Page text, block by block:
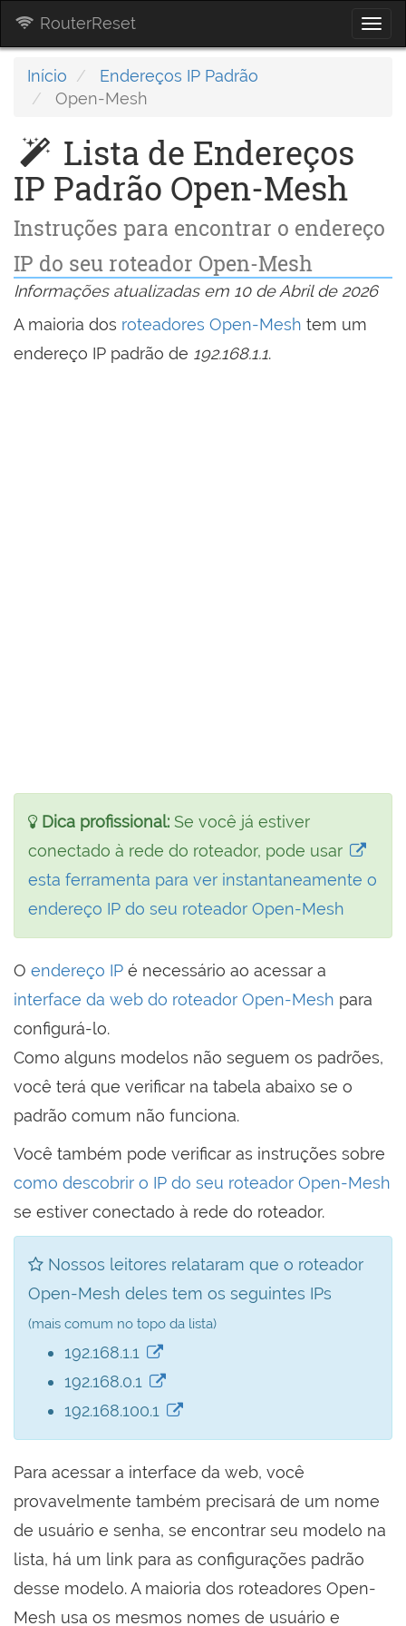
RouterReset
Início
Endereços IP Padrão
Open-Mesh
Lista de Endereços
IP Padrão Open-Mesh
Instruções para encontrar o endereço
IP do seu roteador Open-Mesh
Informações atualizadas em 10 de Abril de 2026
A maioria dos roteadores Open-Mesh tem um
endereço IP padrão de 192.168.1.1.
Dica profissional: Se você já estiver
conectado à rede do roteador, pode usar
esta ferramenta para ver instantaneamente o
endereço IP do seu roteador Open-Mesh
O endereço IP é necessário ao acessar a
interface da web do roteador Open-Mesh para
configurá-lo.
Como alguns modelos não seguem os padrões,
você terá que verificar na tabela abaixo se o
padrão comum não funciona.
Você também pode verificar as instruções sobre
como descobrir o IP do seu roteador Open-Mesh
se estiver conectado à rede do roteador.
Nossos leitores relataram que o roteador
Open-Mesh deles tem os seguintes IPs
(mais comum no topo da lista)
192.168.1.1
192.168.0.1
192.168.100.1
Para acessar a interface da web, você
provavelmente também precisará de um nome
de usuário e senha, se encontrar seu modelo na
lista, há um link para as configurações padrão
desse modelo. A maioria dos roteadores Open-
Mesh usa os mesmos nomes de usuário e